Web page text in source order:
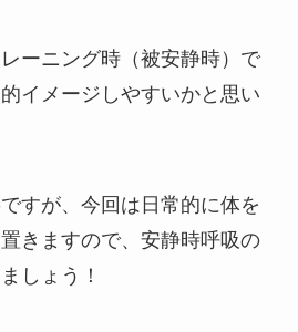
ーニング時（被安静時）で
イメージしやすいかと思い
すが、今回は日常的に体を
きますので、安静時呼吸の
しょう！